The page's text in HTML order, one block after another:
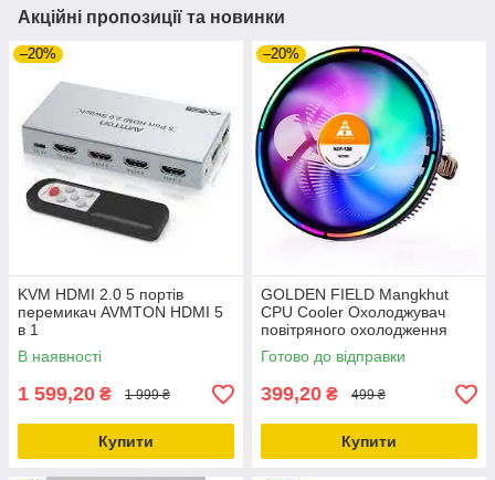
Акційні пропозиції та новинки
–20%
KVM HDMI 2.0 5 портів
перемикач AVMTON HDMI 5
в 1
В наявності
1 599,20 ₴ 1 999 ₴
Купити
–20%
GOLDEN FIELD Mangkhut
CPU Cooler Охолоджувач
повітряного охолодження
процесора з вентилятором
RGB Радіатор
Готово до відправки
399,20 ₴ 499 ₴
Купити